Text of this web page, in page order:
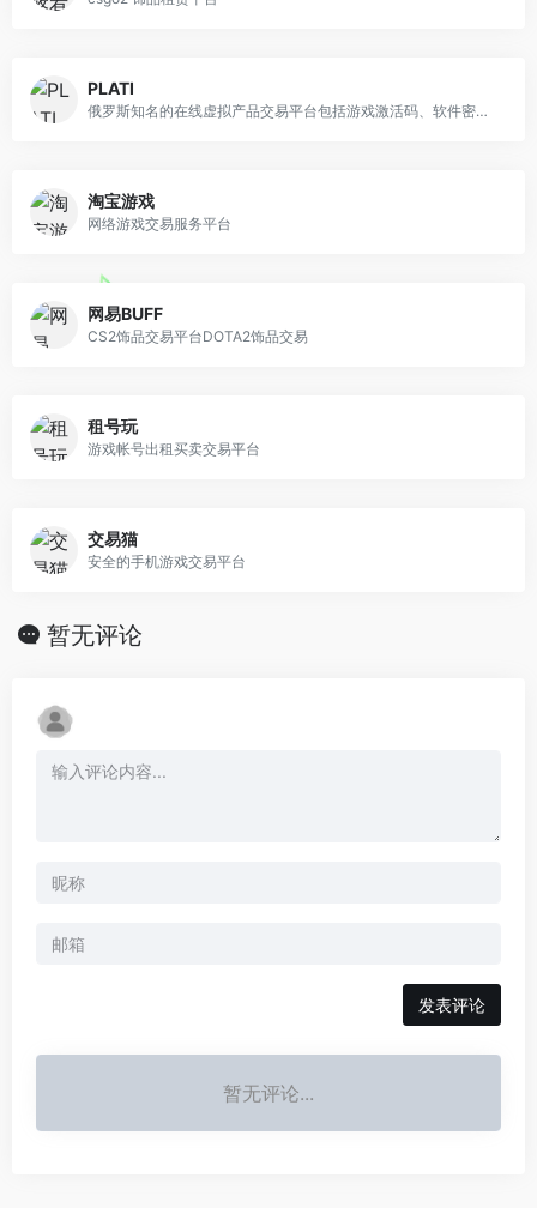
PLATI
俄罗斯知名的在线虚拟产品交易平台包括游戏激活码、软件密钥、会员账户、虚拟信用卡、电子书等等!支付方式包括支付宝、银联卡、PayPal、QIWI、YOOMoney、WebMoney和信用卡
淘宝游戏
网络游戏交易服务平台
网易BUFF
CS2饰品交易平台DOTA2饰品交易
租号玩
游戏帐号出租买卖交易平台
交易猫
安全的手机游戏交易平台
暂无评论
发表评论
暂无评论...